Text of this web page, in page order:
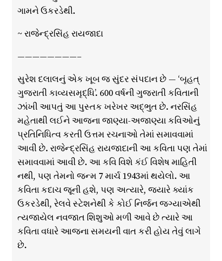
ગામને ઉકરડેથી.
~ રાજેન્દ્રસિંહ રાયજાદા
————————–
સુરેશ દલાલનું એક ખૂબ જ સુંદર સંપદાન છે — ‘બૃહત્
ગુજરાતી કાવ્યસમૃદ્ધિ’. 600 વર્ષની ગુજરાતી કવિતાની
ઝાંખી આપતું આ પુસ્તક ખરેખર અદ્ભુત છે. નરસિંહ
મહેતાથી લઈને આજના જાણ્યા-અજાણ્યા કવિઓનું
પ્રતિનિધિત્વ કરતી ઉત્તમ રચનાઓ તેમાં સમાવવામાં
આવી છે. રાજેન્દ્રસિંહ રાયજાદાની આ કવિતા પણ તેમાં
સમાવવામાં આવી છે. આ કવિ વિશે કંઈ વિશેષ માહિતી
નથી, પણ તેમનો જન્મ 7 માર્ચ 1943માં થયેલો. આ
કવિતા કદાચ જૂની હશે, પણ અત્યારે, જ્યારે ક્યાંક
ઉકરડેથી, રેલવે સ્ટેશનેથી કે કોઈ નિર્જન જગ્યાએથી
ત્યજાયેલ નવજાત શિશુઓ મળી આવે છે ત્યારે આ
કવિતા વધારે આજના સમયની વાત કરી હોય તેવું લાગે
છે.